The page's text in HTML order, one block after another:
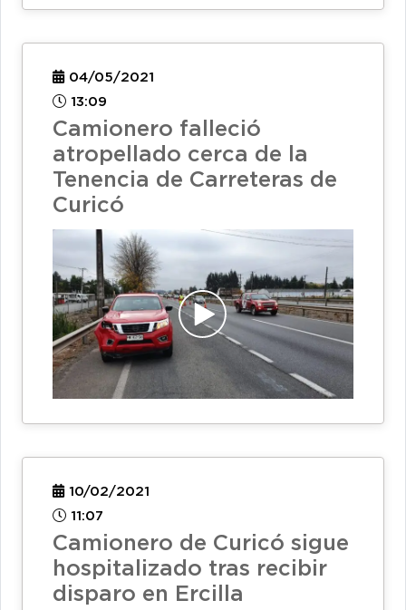
04/05/2021
13:09
Camionero falleció
atropellado cerca de la
Tenencia de Carreteras de
Curicó
10/02/2021
11:07
Camionero de Curicó sigue
hospitalizado tras recibir
disparo en Ercilla